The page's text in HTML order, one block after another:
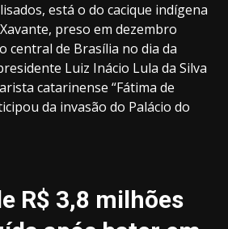
está o do cacique indígena
preso em dezembro
central de Brasília no dia da
Luiz Inácio Lula da Silva
catarinense “Fátima de
da invasão do Palácio do
R$ 3,8 milhões